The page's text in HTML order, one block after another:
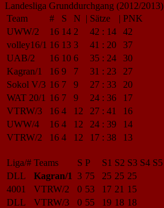
Landesliga Grunddurchgang (2012/2013)
Team
# S N | Sätze | PNK
UWW/2
16 14 2 42 : 14
42
volley16/1 16 13 3 41 : 20
37
UAB/2
16 10 6 35 : 24
30
Kagran/1
16 9 7 31 : 23
27
Sokol V/3 16 7 9 27 : 33
20
WAT 20/1 16 7 9 24 : 36
17
VTRW/3
16 4 12 27 : 41
16
UWW/4
16 4 12 24 : 39
14
VTRW/2
16 4 12 17 : 38 13
Liga/# Teams S P S1 S2 S3 S4 S5
DLL
Kagran/1 3 75 25 25 25
4001
VTRW/2 0 53 17 21 15
DLL
VTRW/3 0 55 19 18 18